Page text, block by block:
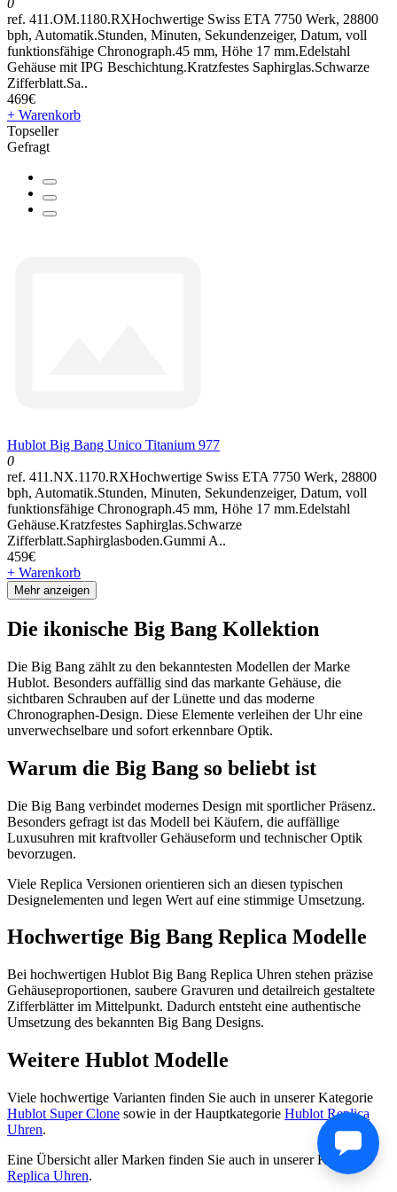
ref. 411.OM.1180.RXHochwertige Swiss ETA 7750 Werk, 28800
bph, Automatik.Stunden, Minuten, Sekundenzeiger, Datum, voll
funktionsfähige Chronograph.45 mm, Höhe 17 mm.Edelstahl
Gehäuse mit IPG Beschichtung.Kratzfestes Saphirglas.Schwarze
Zifferblatt.Sa..
469€
+ Warenkorb
Topseller
Gefragt
Hublot Big Bang Unico Titanium 977
0
ref. 411.NX.1170.RXHochwertige Swiss ETA 7750 Werk, 28800
bph, Automatik.Stunden, Minuten, Sekundenzeiger, Datum, voll
funktionsfähige Chronograph.45 mm, Höhe 17 mm.Edelstahl
Gehäuse.Kratzfestes Saphirglas.Schwarze
Zifferblatt.Saphirglasboden.Gummi A..
459€
+ Warenkorb
Mehr anzeigen
Die ikonische Big Bang Kollektion
Die Big Bang zählt zu den bekanntesten Modellen der Marke
Hublot. Besonders auffällig sind das markante Gehäuse, die
sichtbaren Schrauben auf der Lünette und das moderne
Chronographen-Design. Diese Elemente verleihen der Uhr eine
unverwechselbare und sofort erkennbare Optik.
Warum die Big Bang so beliebt ist
Die Big Bang verbindet modernes Design mit sportlicher Präsenz.
Besonders gefragt ist das Modell bei Käufern, die auffällige
Luxusuhren mit kraftvoller Gehäuseform und technischer Optik
bevorzugen.
Viele Replica Versionen orientieren sich an diesen typischen
Designelementen und legen Wert auf eine stimmige Umsetzung.
Hochwertige Big Bang Replica Modelle
Bei hochwertigen Hublot Big Bang Replica Uhren stehen präzise
Gehäuseproportionen, saubere Gravuren und detailreich gestaltete
Zifferblätter im Mittelpunkt. Dadurch entsteht eine authentische
Umsetzung des bekannten Big Bang Designs.
Weitere Hublot Modelle
Viele hochwertige Varianten finden Sie auch in unserer Kategorie
Hublot Super Clone sowie in der Hauptkategorie Hublot Replica
Uhren.
Eine Übersicht aller Marken finden Sie auch in unserer Kategorie
Replica Uhren.